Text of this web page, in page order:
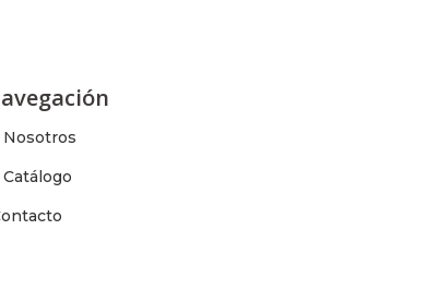
Nosotros
Catálogo